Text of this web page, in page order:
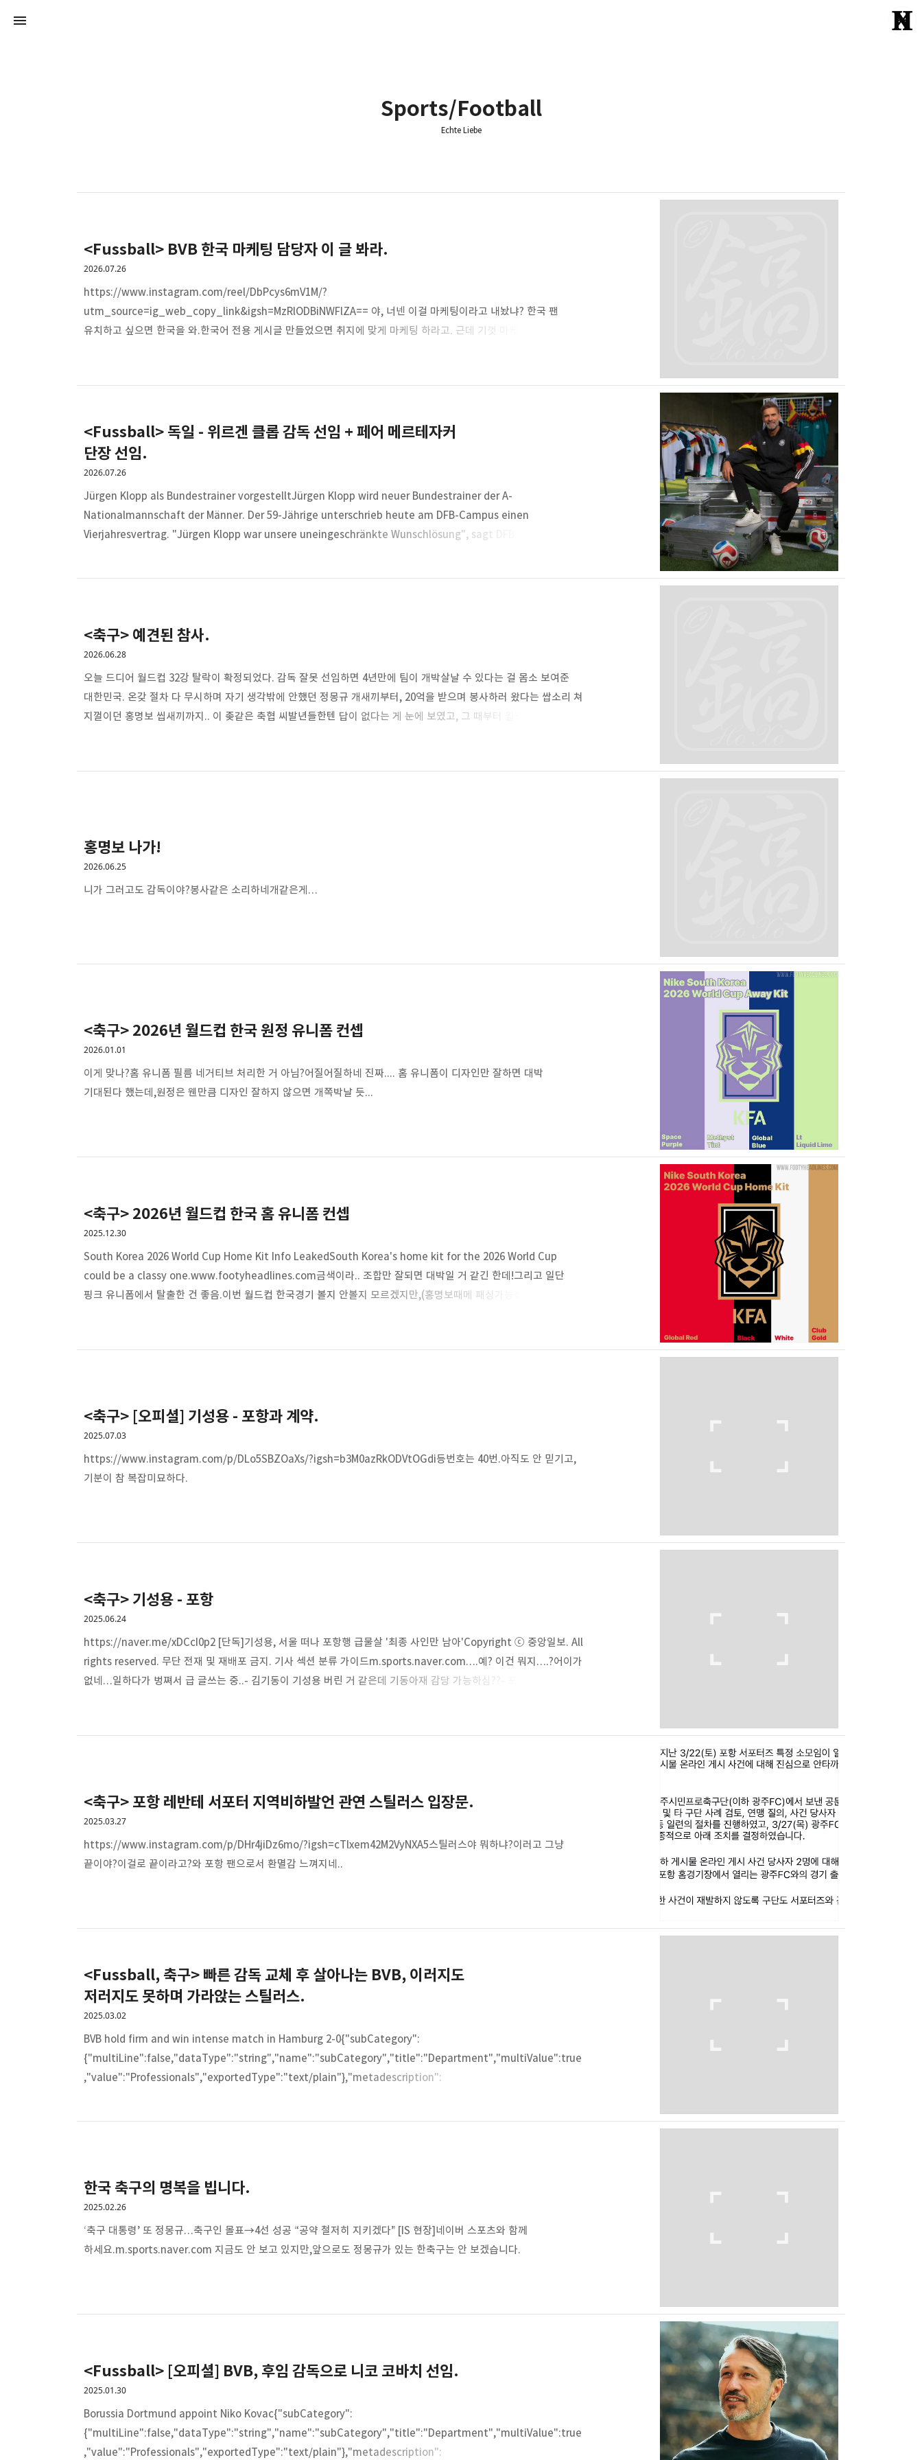
Sports/Football
Echte Liebe
<Fussball> BVB 한국 마케팅 담당자 이 글 봐라.
2026.07.26
https://www.instagram.com/reel/DbPcys6mV1M/?
utm_source=ig_web_copy_link&igsh=MzRlODBiNWFlZA== 야, 너넨 이걸 마케팅이라고 내놨냐? 한국 팬
유치하고 싶으면 한국을 와.한국어 전용 게시글 만들었으면 취지에 맞게 마케팅 하라고. 근데 기껏 마케팅한 게 한국
무시할거면 제대로 무시하든가,마케팅 할거면 메타인지 하고 민심부터 보든가.개 병신같은 짓거리를 저렇게
<Fussball> 독일 - 위르겐 클롭 감독 선임 + 페어 메르테자커
단장 선임.
2026.07.26
Jürgen Klopp als Bundestrainer vorgestelltJürgen Klopp wird neuer Bundestrainer der A-
Nationalmannschaft der Männer. Der 59-Jährige unterschrieb heute am DFB-Campus einen
Vierjahresvertrag. "Jürgen Klopp war unsere uneingeschränkte Wunschlösung", sagt DFB-Präsident
<축구> 예견된 참사.
2026.06.28
오늘 드디어 월드컵 32강 탈락이 확정되었다. 감독 잘못 선임하면 4년만에 팀이 개박살날 수 있다는 걸 몸소 보여준
대한민국. 온갖 절차 다 무시하며 자기 생각밖에 안했던 정몽규 개새끼부터, 20억을 받으며 봉사하러 왔다는 쌉소리 쳐
지껄이던 홍명보 씹새끼까지.. 이 좆같은 축협 씨발년들한텐 답이 없다는 게 눈에 보였고, 그 때부터 월드컵 전까지 이
뿌리부터 다시 시작해야 한다. 열하나회 적폐새끼들 싹 다 잡아 족치고 청소해서 새로 시작하자.
홍명보 나가!
2026.06.25
니가 그러고도 감독이야?봉사같은 소리하네개같은게…
<축구> 2026년 월드컵 한국 원정 유니폼 컨셉
2026.01.01
이게 맞나?홈 유니폼 필름 네거티브 처리한 거 아님?어질어질하네 진짜.... 홈 유니폼이 디자인만 잘하면 대박
기대된다 했는데,원정은 웬만큼 디자인 잘하지 않으면 개쪽박날 듯...
<축구> 2026년 월드컵 한국 홈 유니폼 컨셉
2025.12.30
South Korea 2026 World Cup Home Kit Info LeakedSouth Korea's home kit for the 2026 World Cup
could be a classy one.www.footyheadlines.com금색이라.. 조합만 잘되면 대박일 거 같긴 한데!그리고 일단
핑크 유니폼에서 탈출한 건 좋음.이번 월드컵 한국경기 볼지 안볼지 모르겠지만,(홍명보때메 패싱가능성 높음)이쁘면
<축구> [오피셜] 기성용 - 포항과 계약.
2025.07.03
https://www.instagram.com/p/DLo5SBZOaXs/?igsh=b3M0azRkODVtOGdi등번호는 40번.아직도 안 믿기고,
기분이 참 복잡미묘하다.
<축구> 기성용 - 포항
2025.06.24
https://naver.me/xDCcI0p2 [단독]기성용, 서울 떠나 포항행 급물살 '최종 사인만 남아'Copyright ⓒ 중앙일보. All
rights reserved. 무단 전재 및 재배포 금지. 기사 섹션 분류 가이드m.sports.naver.com….예? 이건 뭐지….?어이가
없네…일하다가 벙쪄서 급 글쓰는 중..- 김기동이 기성용 버린 거 같은데 기동아재 감당 가능하심??- 포항은 기성용
<축구> 포항 레반테 서포터 지역비하발언 관연 스틸러스 입장문.
2025.03.27
https://www.instagram.com/p/DHr4jiDz6mo/?igsh=cTlxem42M2VyNXA5스틸러스야 뭐하냐?이러고 그냥
끝이야?이걸로 끝이라고?와 포항 팬으로서 환멸감 느껴지네..
<Fussball, 축구> 빠른 감독 교체 후 살아나는 BVB, 이러지도
저러지도 못하며 가라앉는 스틸러스.
2025.03.02
BVB hold firm and win intense match in Hamburg 2-0{"subCategory":
{"multiLine":false,"dataType":"string","name":"subCategory","title":"Department","multiValue":true
,"value":"Professionals","exportedType":"text/plain"},"metadescription":
한국 축구의 명복을 빕니다.
2025.02.26
‘축구 대통령’ 또 정몽규…축구인 몰표→4선 성공 “공약 철저히 지키겠다” [IS 현장]네이버 스포츠와 함께
하세요.m.sports.naver.com 지금도 안 보고 있지만,앞으로도 정몽규가 있는 한축구는 안 보겠습니다.
<Fussball> [오피셜] BVB, 후임 감독으로 니코 코바치 선임.
2025.01.30
Borussia Dortmund appoint Niko Kovac{"subCategory":
{"multiLine":false,"dataType":"string","name":"subCategory","title":"Department","multiValue":true
,"value":"Professionals","exportedType":"text/plain"},"metadescription":